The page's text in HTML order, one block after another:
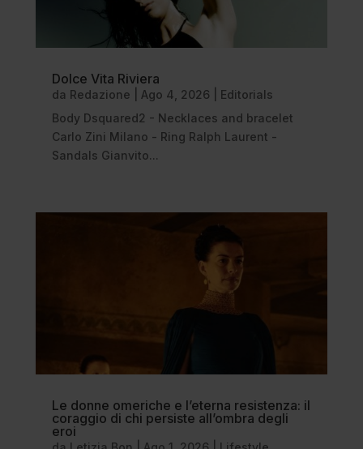
Dolce Vita Riviera
da Redazione Ago 4, 2026
Editorials
Body Dsquared2 - Necklaces and bracelet
Carlo Zini Milano - Ring Ralph Laurent -
Sandals Gianvito...
Le donne omeriche e l’eterna resistenza: il
coraggio di chi persiste all’ombra degli
eroi